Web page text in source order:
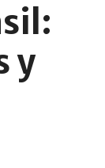
y